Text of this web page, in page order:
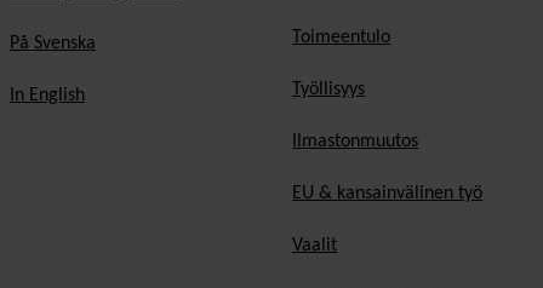
På Svenska
In English
Toimeentulo
Työllisyys
Ilmastonmuutos
EU & kansainvälinen työ
Vaalit